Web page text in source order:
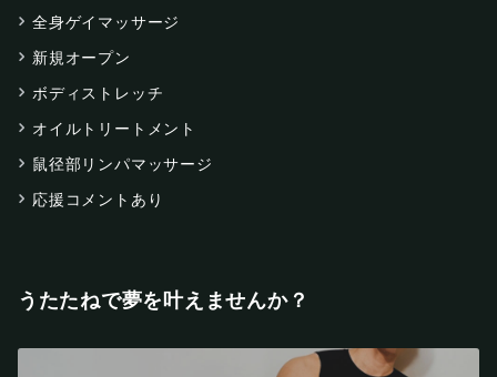
全身ゲイマッサージ
新規オープン
ボディストレッチ
オイルトリートメント
鼠径部リンパマッサージ
応援コメントあり
うたたねで夢を叶えませんか？